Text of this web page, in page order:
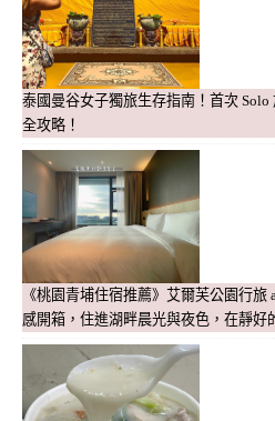
泰國曼谷女子獨旅生存指南！首次
全攻略！
《桃園青埔住宿推薦》艾爾芙公園行
感開箱，住進湖畔晨光與夜色，在靜好